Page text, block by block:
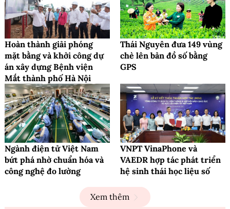
Hoàn thành giải phóng
mặt bằng và khởi công dự
án xây dựng Bệnh viện
Mắt thành phố Hà Nội
Thái Nguyên đưa 149 vùng
chè lên bản đồ số bằng
GPS
Ngành điện tử Việt Nam
bứt phá nhờ chuẩn hóa và
công nghệ đo lường
VNPT VinaPhone và
VAEDR hợp tác phát triển
hệ sinh thái học liệu số
Xem thêm